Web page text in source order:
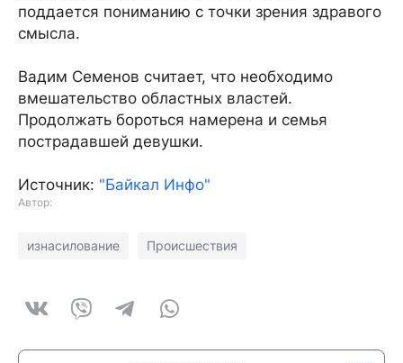
поддается пониманию с точки зрения здравого
смысла.
Вадим Семенов считает, что необходимо
вмешательство областных властей.
Продолжать бороться намерена и семья
пострадавшей девушки.
Источник: "Байкал Инфо"
Автор:
изнасилование Происшествия